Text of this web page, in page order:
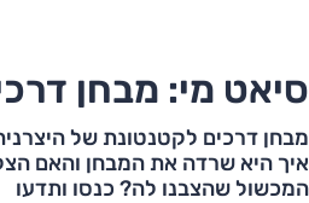
סיאט מי: מבחן
מבחן דרכים לקטנטונת של
איך היא שרדה את המבחן והאם
המכשול שהצבנו לה? כנסו ותדעו